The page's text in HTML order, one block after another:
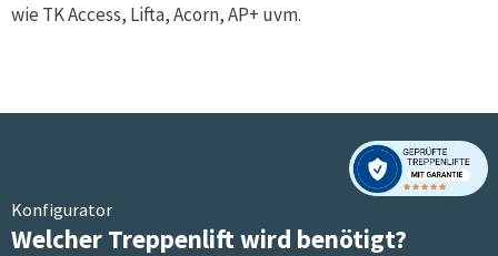
wie TK Access, Lifta, Acorn, AP+ uvm.
Konfigurator
Welcher Treppenlift wird benötigt?